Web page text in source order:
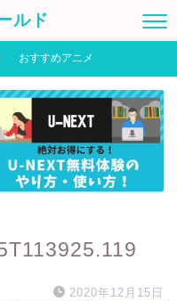
ルド
おすすめアニメ
2020年12月15日